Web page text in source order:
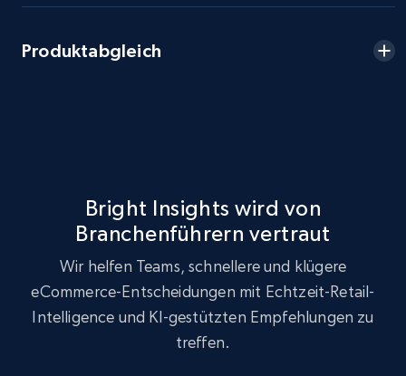
more.
2.5K+ 359+
2.5K+ 359+ Jetzt anfangen
eBay - Collect records by category
Produktabgleich
Bright Insights wird von
Branchenführern vertraut
Wir helfen Teams, schnellere und klügere
eCommerce-Entscheidungen mit Echtzeit-Retail-
Intelligence und KI-gestützten Empfehlungen zu
treffen.